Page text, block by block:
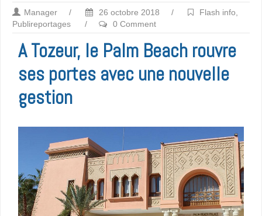
Manager / 26 octobre 2018 / Flash info
Publireportages
/ 0 Comment
A Tozeur, le Palm Beach rouvre
ses portes avec une nouvelle
gestion